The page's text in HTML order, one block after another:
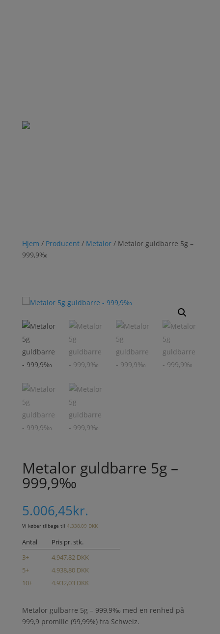
Hjem / Producent/ Metalor/ Metalor guldbarre 5g –
999,9‰
Metalor guldbarre 5g –
999,9‰
5.006,45kr.
Vi køber tilbage til 4.338,09 DKK
Antal
Pris pr. stk.
3+
4.947,82 DKK
5+
4.938,80 DKK
10+
4.932,03 DKK
Metalor gulbarre 5g – 999,9‰ med en renhed på
999,9 promille (99,99%) fra Schweiz.